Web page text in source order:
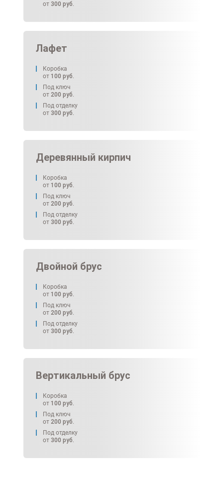
от 300 руб.
Лафет
Коробка
от 100 руб.
Под ключ
от 200 руб.
Под отделку
от 300 руб.
Деревянный кирпич
Коробка
от 100 руб.
Под ключ
от 200 руб.
Под отделку
от 300 руб.
Двойной брус
Коробка
от 100 руб.
Под ключ
от 200 руб.
Под отделку
от 300 руб.
Вертикальный брус
Коробка
от 100 руб.
Под ключ
от 200 руб.
Под отделку
от 300 руб.